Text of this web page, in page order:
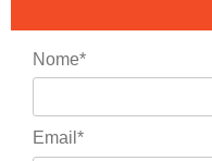
Nome*
Email*